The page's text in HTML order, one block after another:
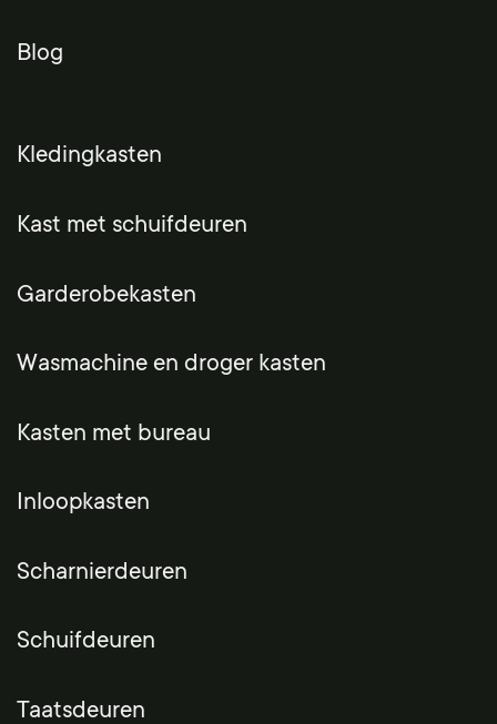
Blog
Kledingkasten
Kast met schuifdeuren
Garderobekasten
Wasmachine en droger kasten
Kasten met bureau
Inloopkasten
Scharnierdeuren
Schuifdeuren
Taatsdeuren